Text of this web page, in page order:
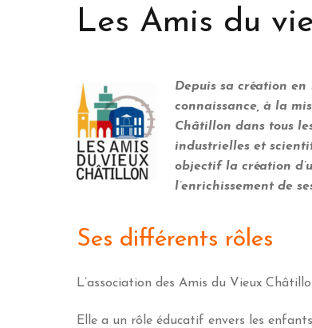
Les Amis du
Depuis sa création en
connaissance, à la
Châtillon dans tous
industrielles et
objectif la création
l’enrichissement de
Ses différents rôles
L’association des Amis du Vieux
Elle a un rôle éducatif envers les